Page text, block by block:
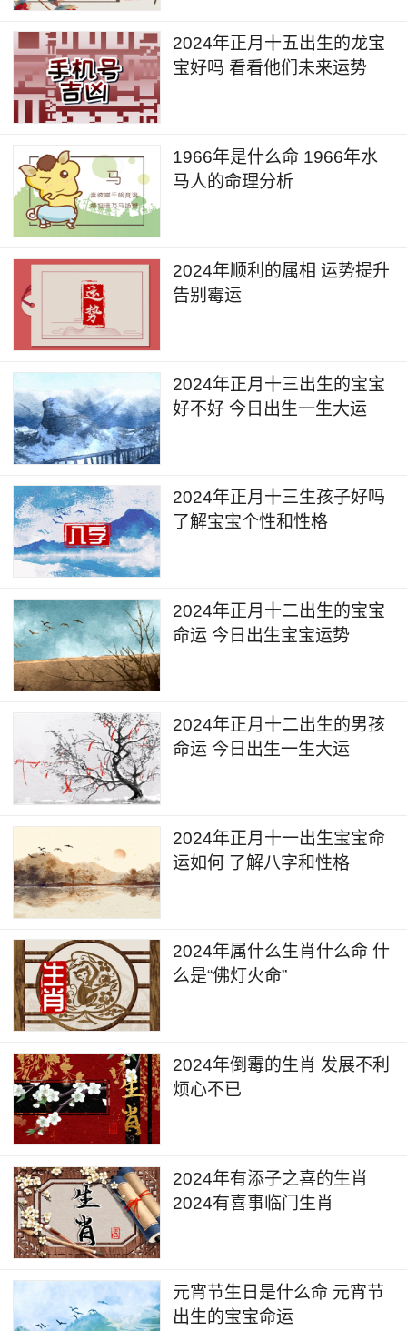
2024年正月十五出生的龙宝
宝好吗 看看他们未来运势
1966年是什么命 1966年水
马人的命理分析
2024年顺利的属相 运势提升
告别霉运
2024年正月十三出生的宝宝
好不好 今日出生一生大运
2024年正月十三生孩子好吗
了解宝宝个性和性格
2024年正月十二出生的宝宝
命运 今日出生宝宝运势
2024年正月十二出生的男孩
命运 今日出生一生大运
2024年正月十一出生宝宝命
运如何 了解八字和性格
2024年属什么生肖什么命 什
么是“佛灯火命”
2024年倒霉的生肖 发展不利
烦心不已
2024年有添子之喜的生肖
2024有喜事临门生肖
元宵节生日是什么命 元宵节
出生的宝宝命运